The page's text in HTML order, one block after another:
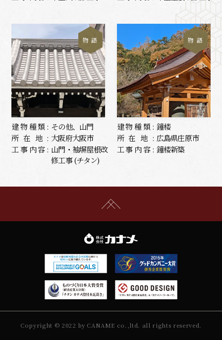
物 語
建物種類: その他、山門
所在地: 大阪府大阪市
工事内容: 山門・袖塀屋根改
修工事 (チタン)
物 語
建物種類: 鐘楼
所在地: 広島県庄原市
工事内容: 鐘楼新築
Copyright © 2022 by CANAME co.,ltd. all rights reserved.